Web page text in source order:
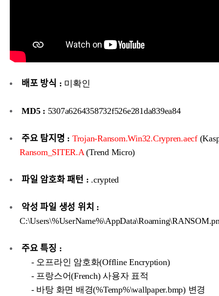
배포 방식 : 미확인
MD5 : 5307a6264358732f526e281da839ea84
주요 탐지명 : Trojan-Ransom.Win32.Crypren.aecf
Ransom_SITER.A(Trend Micro)
파일 암호화 패턴 : .crypted
악성 파일 생성 위치 :
주요 특징 :
- 오프라인 암호화(Offline Encryption)
- 프랑스어(French) 사용자 표적
- 바탕 화면 배경(%Temp%\wallpaper.bmp) 변경